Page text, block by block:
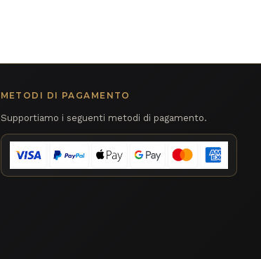
METODI DI PAGAMENTO
Supportiamo i seguenti metodi di pagamento.